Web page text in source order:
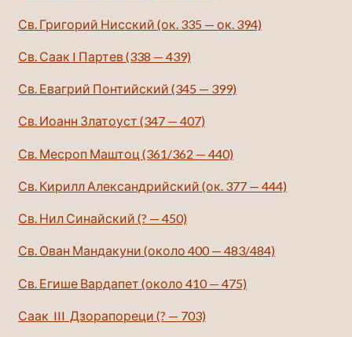
Св. Григорий Нисский (ок. 335 — ок. 394)
Св. Саак I Партев (338 — 439)
Св. Евагрий Понтийский (345 — 399)
Св. Иоанн Златоуст (347 — 407)
Св. Месроп Маштоц (361/362 — 440)
Св. Кирилл Александрийский (ок. 377 — 444)
Св. Нил Синайский (? — 450)
Св. Ован Мандакуни (около 400 — 483/484)
Св. Егише Вардапет (около 410 — 475)
Саак III Дзорапореци (? — 703)